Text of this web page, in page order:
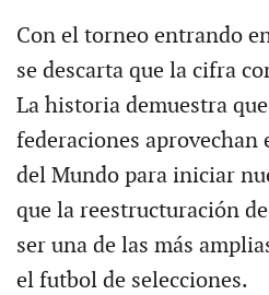
Con el torneo entrando
se descarta que la cifra
La historia demuestra
federaciones aprovechan
del Mundo para iniciar
que la reestructuración
ser una de las más
el futbol de selecciones.